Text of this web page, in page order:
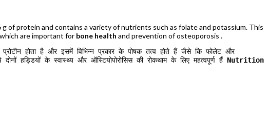
g of protein and contains a variety of nutrients such as folate and potassium. This
are important for bone health and prevention of osteoporosis .
होता है और इसमें विभिन्न प्रकार के पोषक तत्व होते हैं जैसे कि फोलेट और
हड्डियों के स्वास्थ्य और ऑस्टियोपोरोसिस की रोकथाम के लिए महत्वपूर्ण हैं Nutrition